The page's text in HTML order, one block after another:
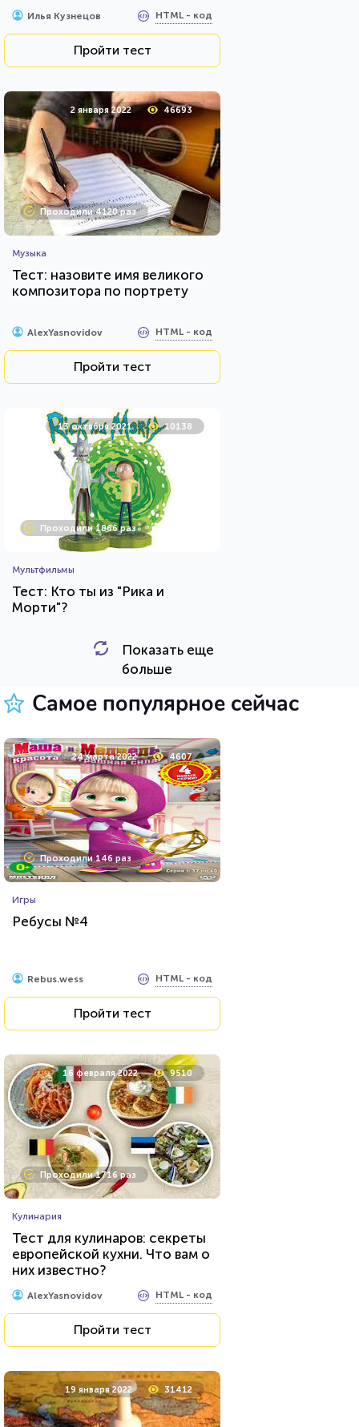
Илья Кузнецов HTML - код
Пройти тест
2 января 2022 46693
Проходили 4120 раз
Музыка
Тест: назовите имя великого
композитора по портрету
AlexYasnovidov HTML - код
Пройти тест
13 октября 2021 10138
Проходили 1866 раз
Мультфильмы
Тест: Кто ты из "Рика и
Морти"?
HTML - код
8 апреля 2021 53742
Проходили 11747 раз
Психология
Тест: Какое хобби вам
подойдет?
Пройти тест
20 февраля 2022 14150
Проходили 1569 раз
Прочие тесты
Тест для знатоков искусства:
живопись, скульптура,
музыка. Какие тайны его
великих творцов вам
известны?
Пройти тест
27 октября 2021
Показать еще
больше
Самое популярное сейчас
24 марта 2022 4607
Проходили 146 раз
Игры
Ребусы №4
Rebus.wess HTML - код
Пройти тест
16 февраля 2022 9510
Проходили 1716 раз
Кулинария
Тест для кулинаров: секреты
европейской кухни. Что вам о
них известно?
AlexYasnovidov HTML - код
Пройти тест
19 января 2022 31412